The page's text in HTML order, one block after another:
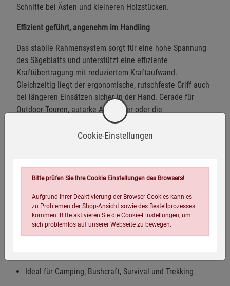
Schnitte bei Ästen und kleineren Holzstücken.
Effizient geführt, angenehm im Handling
Das stabile Rahmensystem sorgt für eine hohe Spannung
des Sägeblatts und unterstützt eine effiziente
Kraftübertragung mit reduziertem Kraftaufwand.
Gleichzeitig liegt der ergonomische, rutschfeste Griff auch
bei längeren Einsätzen sicher in der Hand. Gerade für
Outdoor-Touren, autarke Abenteuer oder die
Brennholzversorgung in Krisensituationen bietet die
kompakte Säge eine zuverlässige Ergänzung der
Robuste Klappsäge für Outdoor und Krisenvorsorge
Platzsparendes Design mit sicherem Klappmechanismus
Geeignet zum Sägen von Ästen und Brennholz
Stabiles Rahmensystem für effiziente Kraftübertragung
Ergonomischer rutschfester Griff
Ideal für Camping, Bushcraft, Survival und Trekking
Cookie-Einstellungen
Bitte prüfen Sie Ihre Cookie Einstellungen des Browsers!
Aufgrund Ihrer Deaktivierung der Browser-Cookies kann es
zu Problemen der Shop-Ansicht sowie des Bestellprozesses
kommen. Bitte aktivieren Sie die Cookie-Einstellungen, um
sich problemlos auf unserer Webseite zu bewegen.